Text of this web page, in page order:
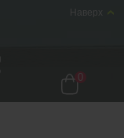
0
Наверх